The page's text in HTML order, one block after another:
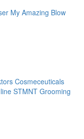
My Amazing Blow
Cosmeceuticals
STMNT Grooming